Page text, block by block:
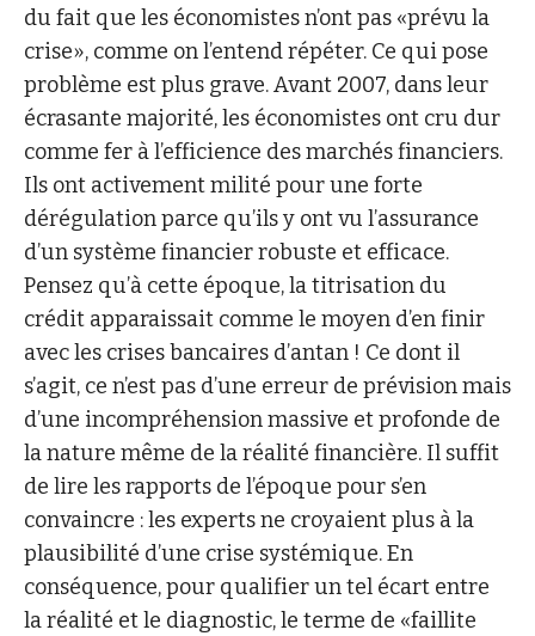
du fait que les économistes n’ont pas «prévu la
crise», comme on l’entend répéter. Ce qui pose
problème est plus grave. Avant 2007, dans leur
écrasante majorité, les économistes ont cru dur
comme fer à l’efficience des marchés financiers.
Ils ont activement milité pour une forte
dérégulation parce qu’ils y ont vu l’assurance
d’un système financier robuste et efficace.
Pensez qu’à cette époque, la titrisation du
crédit apparaissait comme le moyen d’en finir
avec les crises bancaires d’antan ! Ce dont il
s’agit, ce n’est pas d’une erreur de prévision mais
d’une incompréhension massive et profonde de
la nature même de la réalité financière. Il suffit
de lire les rapports de l’époque pour s’en
convaincre : les experts ne croyaient plus à la
plausibilité d’une crise systémique. En
conséquence, pour qualifier un tel écart entre
la réalité et le diagnostic, le terme de «faillite